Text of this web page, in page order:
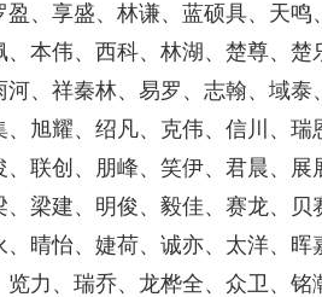
、享盛、林谦、蓝硕具、天鸣
本伟、西科、林湖、楚尊、楚
、祥秦林、易罗、志翰、域泰
旭耀、绍凡、克伟、信川、瑞
联创、朋峰、笑伊、君晨、展
梁建、明俊、毅佳、赛龙、贝
晴怡、婕荷、诚亦、太洋、晖
力、瑞乔、龙桦全、众卫、铭